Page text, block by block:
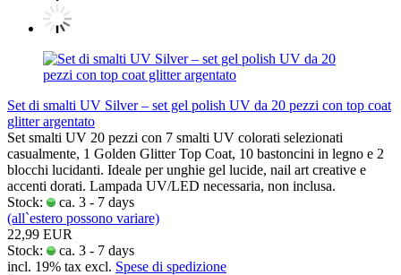
Set di smalti UV Silver – set gel polish UV da 20 pezzi con top coat
glitter argentato
Set smalti UV 20 pezzi con 7 smalti UV colorati selezionati
casualmente, 1 Golden Glitter Top Coat, 10 bastoncini in legno e 2
blocchi lucidanti. Ideale per unghie gel lucide, nail art creative e
accenti dorati. Lampada UV/LED necessaria, non inclusa.
Stock:
ca. 3 - 7 days
(all`estero possono variare)
22,99 EUR
Stock:
ca. 3 - 7 days
incl. 19% tax excl. Spese di spedizione